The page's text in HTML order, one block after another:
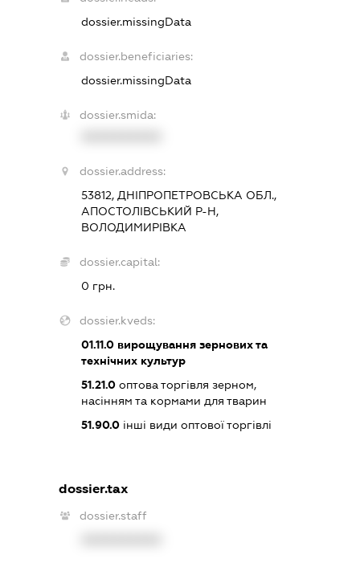
dossier.missingData
dossier.beneficiaries:
dossier.missingData
dossier.smida:
dossier.address:
53812, ДНІПРОПЕТРОВСЬКА ОБЛ.,
АПОСТОЛІВСЬКИЙ Р-Н,
ВОЛОДИМИРІВКА
dossier.capital:
0 грн.
dossier.kveds:
01.11.0 вирощування зернових та
технічних культур
51.21.0 оптова торгівля зерном,
насінням та кормами для тварин
51.90.0 інші види оптової торгівлі
dossier.tax
dossier.staff